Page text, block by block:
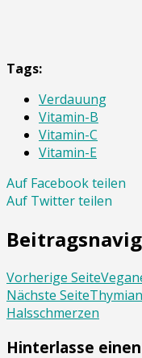
Tags:
Verdauung
Vitamin-B
Vitamin-C
Vitamin-E
Auf Facebook teilen
Auf Twitter teilen
Vorherige Seite
Nächste Seite
Halsschmerzen
Hinterlasse